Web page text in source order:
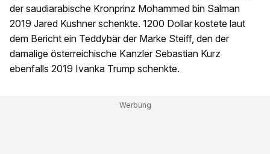
der saudiarabische Kronprinz Mohammed bin Salman
2019 Jared Kushner schenkte. 1200 Dollar kostete laut
dem Bericht ein Teddybär der Marke Steiff, den der
damalige österreichische Kanzler Sebastian Kurz
ebenfalls 2019 Ivanka Trump schenkte.